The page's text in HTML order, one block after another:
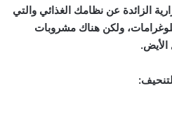
الزائدة عن نظامك الغذائي والتي
ولكن هناك مشروبات